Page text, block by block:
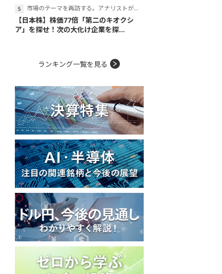
市場のテーマを再訪する。アナリストが読み解くテーマの本質
【日本株】株価77倍「第二のキオクシ
ア」を探せ！次の大化け企業を探...
ランキング一覧を見る